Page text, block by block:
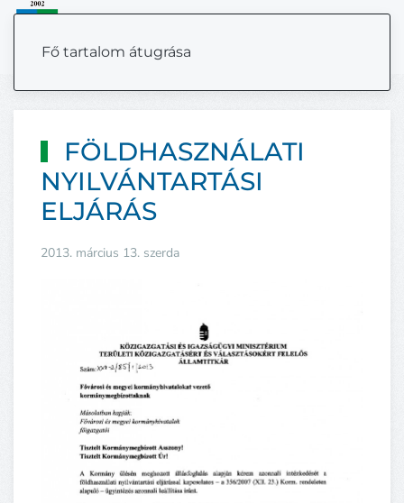
Fő tartalom átugrása
FÖLDHASZNÁLATI
NYILVÁNTARTÁSI
ELJÁRÁS
2013. március 13. szerda